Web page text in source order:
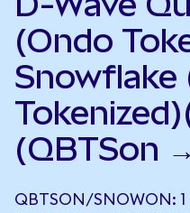
(Ondo
Snowflake
(QBTSon
QBTSON/SNOWON: